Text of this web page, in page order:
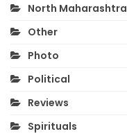
North Maharashtra
Other
Photo
Political
Reviews
Spirituals